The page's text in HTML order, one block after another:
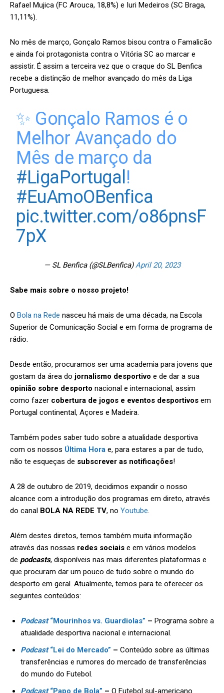
Rafael Mujica (FC Arouca, 18,8%) e Iuri Medeiros (SC Braga,
11,11%).
No mês de março, Gonçalo Ramos bisou contra o Famalicão
e ainda foi protagonista contra o Vitória SC ao marcar e
assistir. É assim a terceira vez que o craque do SL Benfica
recebe a distinção de melhor avançado do mês da Liga
Portuguesa.
✨ Gonçalo Ramos é o
Melhor Avançado do
Mês de março da
#LigaPortugal !
#EuAmoOBenfica
pic.twitter.com/o86pnsF
7pX
— SL Benfica (@SLBenfica)April 20, 2023
Sabe mais sobre o nosso projeto!
O Bola na Rede nasceu há mais de uma década, na Escola
Superior de Comunicação Social e em forma de programa de
rádio.
Desde então, procuramos ser uma academia para jovens que
gostam da área do jornalismo desportivo e de dar a sua
opinião sobre desporto nacional e internacional, assim
como fazer cobertura de jogos e eventos desportivos em
Portugal continental, Açores e Madeira.
Também podes saber tudo sobre a atualidade desportiva
com os nossos Última Hora e, para estares a par de tudo,
não te esqueças de subscrever as notificações!
A 28 de outubro de 2019, decidimos expandir o nosso
alcance com a introdução dos programas em direto, através
do canal BOLA NA REDE TV, no Youtube.
Além destes diretos, temos também muita informação
através das nossas redes sociais e em vários modelos
de podcasts, disponíveis nas mais diferentes plataformas e
que procuram dar um pouco de tudo sobre o mundo do
desporto em geral. Atualmente, temos para te oferecer os
seguintes conteúdos:
Podcast“Mourinhos vs. Guardiolas” – Programa sobre a
atualidade desportiva nacional e internacional.
Podcast“Lei do Mercado” – Conteúdo sobre as últimas
transferências e rumores do mercado de transferências
do mundo do Futebol.
Podcast“Papo de Bola” – O Futebol sul-americano